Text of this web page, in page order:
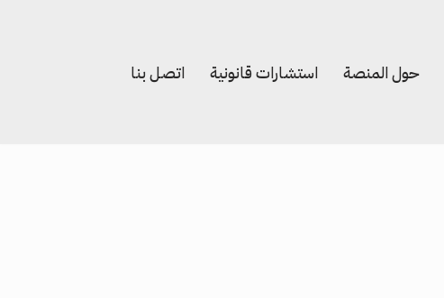
حول المنصة استشارات قانونية اتصل بنا